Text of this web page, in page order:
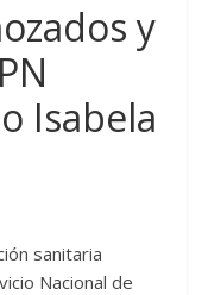
y
Isabela
sanitaria
Nacional de